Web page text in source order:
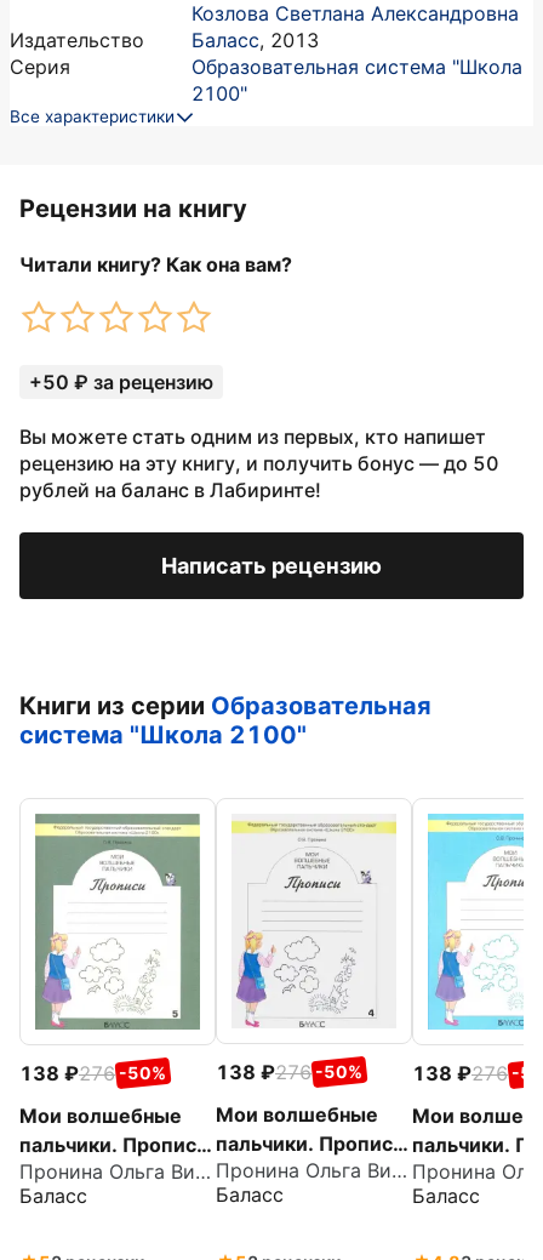
Козлова Светлана Александровна
Издательство
Баласс, 2013
Серия
Образовательная система "Школа
2100"
Все характеристики
Рецензии на книгу
Читали книгу? Как она вам?
+50 ₽ за рецензию
Вы можете стать одним из первых, кто напишет
рецензию на эту книгу, и получить бонус — до 50
рублей на баланс в Лабиринте!
Написать рецензию
Книги из серии Образовательная
система "Школа 2100"
138 276 -50%
Мои волшебные
пальчики. Прописи
для
первоклассников.
Пронина Ольга Викторовна
Баласс
138 276 -50%
Мои волшебные
пальчики. Прописи
для
первоклассников.
Пронина Ольга Викторовна
Баласс
138 276 -
Мои
пальчики.
для
Баласс